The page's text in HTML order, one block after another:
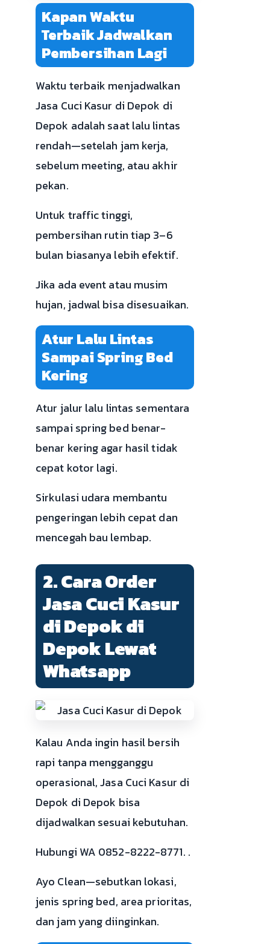
Kapan Waktu
Terbaik Jadwalkan
Pembersihan Lagi
Waktu terbaik menjadwalkan
Jasa Cuci Kasur di Depok di
Depok adalah saat lalu lintas
rendah—setelah jam kerja,
sebelum meeting, atau akhir
pekan.
Untuk traffic tinggi,
pembersihan rutin tiap 3–6
bulan biasanya lebih efektif.
Jika ada event atau musim
hujan, jadwal bisa disesuaikan.
Atur Lalu Lintas
Sampai Spring Bed
Kering
Atur jalur lalu lintas sementara
sampai spring bed benar-
benar kering agar hasil tidak
cepat kotor lagi.
Sirkulasi udara membantu
pengeringan lebih cepat dan
mencegah bau lembap.
2. Cara Order
Jasa Cuci Kasur
di Depok di
Depok Lewat
Whatsapp
Kalau Anda ingin hasil bersih
rapi tanpa mengganggu
operasional, Jasa Cuci Kasur di
Depok di Depok bisa
dijadwalkan sesuai kebutuhan.
Hubungi WA 0852-8222-8771. .
Ayo Clean—sebutkan lokasi,
jenis spring bed, area prioritas,
dan jam yang diinginkan.